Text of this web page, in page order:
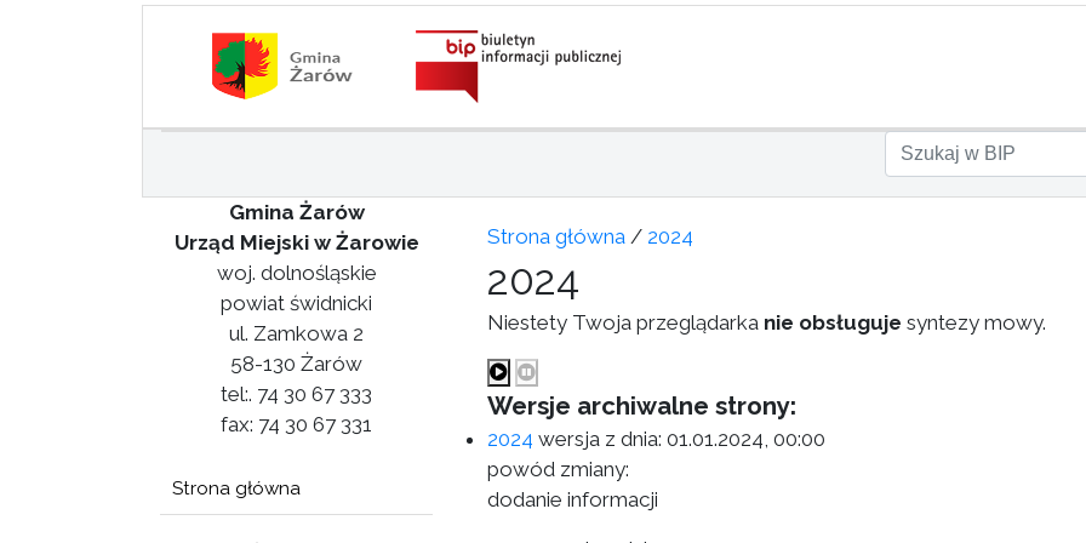
Gmina Żarów
Urząd Miejski w Żarowie
woj. dolnośląskie
powiat świdnicki
ul. Zamkowa 2
58-130 Żarów
tel:. 74 30 67 333
fax: 74 30 67 331
Strona główna
Strona główna / 2024
2024
Niestety Twoja przeglądarka nie obsługuje syntezy mowy.
Wersje archiwalne strony:
2024 wersja z dnia: 01.01.2024, 00:00
powód zmiany:
dodanie informacji